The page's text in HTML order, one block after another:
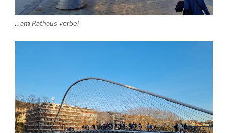
…am Rathaus vorbei